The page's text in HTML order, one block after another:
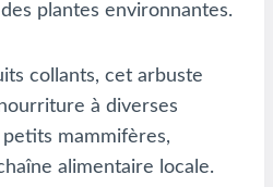
plantes environnantes.
collants, cet arbuste
à diverses
petits mammifères,
alimentaire locale.